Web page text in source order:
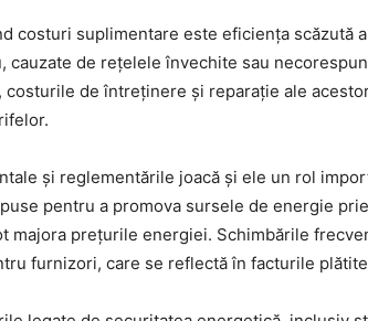
costuri suplimentare este eficiența scăzută
cauzate de rețelele învechite sau
costurile de întreținere și reparație ale
și reglementările joacă și ele un rol
pentru a promova sursele de energie
majora prețurile energiei. Schimbările
furnizori, care se reflectă în facturile